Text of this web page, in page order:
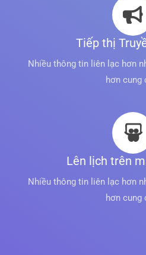
Tiếp thị
Nhiều thông tin liên lạc hơn
hơn cung
Lên lịch trên
Nhiều thông tin liên lạc hơn
hơn cung